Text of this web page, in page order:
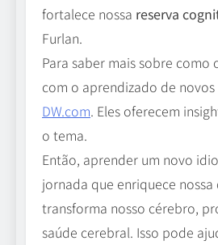
fortalece nossa reserva
Furlan.
Para saber mais sobre como
com o aprendizado de
DW.com. Eles oferecem
o tema.
Então, aprender um novo
jornada que enriquece nossa
transforma nosso cérebro,
saúde cerebral. Isso pode